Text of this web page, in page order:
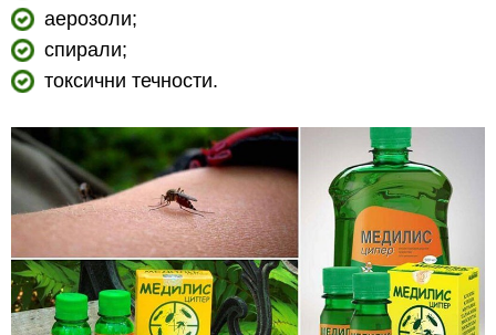
аерозоли;
спирали;
токсични течности.